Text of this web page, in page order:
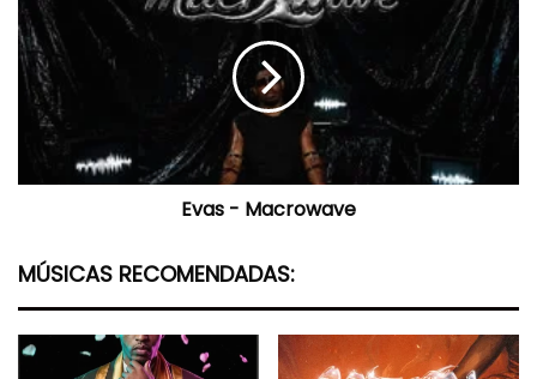
Macrowave
Evas - Macrowave
MÚSICAS RECOMENDADAS: